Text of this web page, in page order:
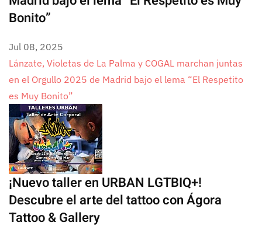
Bonito”
Jul 08, 2025
Lánzate, Violetas de La Palma y COGAL marchan juntas
en el Orgullo 2025 de Madrid bajo el lema “El Respetito
es Muy Bonito”
¡Nuevo taller en URBAN LGTBIQ+!
Descubre el arte del tattoo con Ágora
Tattoo & Gallery